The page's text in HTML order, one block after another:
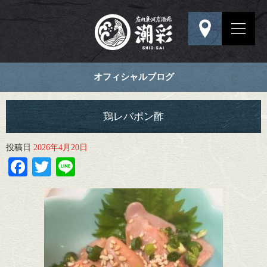
オフィシャルブログ
鶏レバポン酢
投稿日 2026年4月20日
Facebook
Twitter